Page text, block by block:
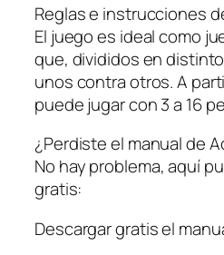
Reglas e instrucciones
El juego es ideal como
que, divididos en
unos contra otros. A
puede jugar con 3 a 16
¿Perdiste el manual de
No hay problema, aquí
gratis:
Descargar gratis el